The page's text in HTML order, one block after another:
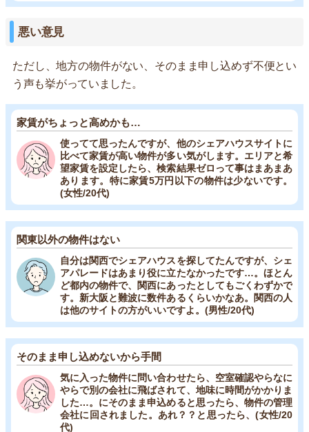
悪い意見
ただし、地方の物件がない、そのまま申し込めず不便とい
う声も挙がっていました。
家賃がちょっと高めかも…
使ってて思ったんですが、他のシェアハウスサイトに
比べて家賃が高い物件が多い気がします。エリアと希
望家賃を設定したら、検索結果ゼロって事はまあまあ
あります。特に家賃5万円以下の物件は少ないです。
(女性/20代)
関東以外の物件はない
自分は関西でシェアハウスを探してたんですが、シェ
アパレードはあまり役に立たなかったです…。ほとん
ど都内の物件で、関西にあったとしてもごくわずかで
す。新大阪と難波に数件あるくらいかなあ。関西の人
は他のサイトの方がいいですよ。(男性/20代)
そのまま申し込めないから手間
気に入った物件に問い合わせたら、空室確認やらなに
やらで別の会社に飛ばされて、地味に時間がかかりま
した…。にそのまま申込めると思ったら、物件の管理
会社に回されました。あれ？？と思ったら、(女性/20
代)